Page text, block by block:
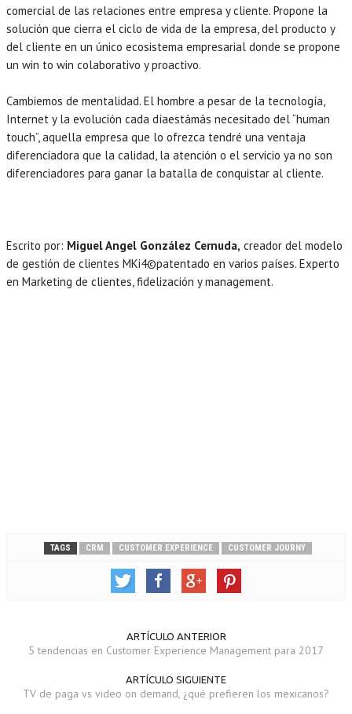
comercial de las relaciones entre empresa y cliente. Propone la
solución que cierra el ciclo de vida de la empresa, del producto y
del cliente en un único ecosistema empresarial donde se propone
un win to win colaborativo y proactivo.
Cambiemos de mentalidad. El hombre a pesar de la tecnología,
Internet y la evolución cada díaestámás necesitado del “human
touch”, aquella empresa que lo ofrezca tendré una ventaja
diferenciadora que la calidad, la atención o el servicio ya no son
diferenciadores para ganar la batalla de conquistar al cliente.
Escrito por: Miguel Angel González Cernuda, creador del modelo
de gestión de clientes MKi4©patentado en varios países. Experto
en Marketing de clientes, fidelización y management.
TAGS CRM CUSTOMER EXPERIENCE CUSTOMER JOURNY
ARTÍCULO ANTERIOR
5 tendencias en Customer Experience Management para 2017
ARTÍCULO SIGUIENTE
TV de paga vs video on demand, ¿qué prefieren los mexicanos?